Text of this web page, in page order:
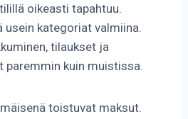
oikeasti tapahtuu.
usein kategoriat valmiina.
tilaukset ja
paremmin kuin muistissa.
toistuvat maksut.